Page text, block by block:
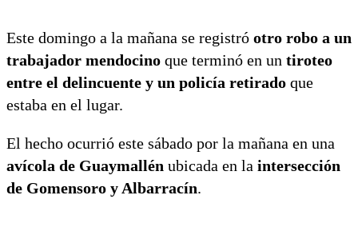
Este domingo a la mañana se registró otro robo a un
trabajador mendocino que terminó en un tiroteo
entre el delincuente y un policía retirado que
estaba en el lugar.
El hecho ocurrió este sábado por la mañana en una
avícola de Guaymallén ubicada en la intersección
de Gomensoro y Albarracín.